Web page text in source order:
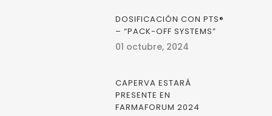
DOSIFICACIÓN CON PTS®
– “PACK-OFF SYSTEMS”
01 octubre, 2024
CAPERVA ESTARÁ
PRESENTE EN
FARMAFORUM 2024